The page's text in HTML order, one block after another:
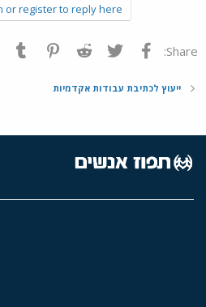
or register to reply here.
Share: פייסבוק Twitter
Reddit
ייעוץ לכתיבת עבודות אקדמיות